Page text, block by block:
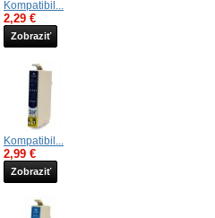
Kompatibil...
2,29 €
Zobraziť
Kompatibil...
2,99 €
Zobraziť